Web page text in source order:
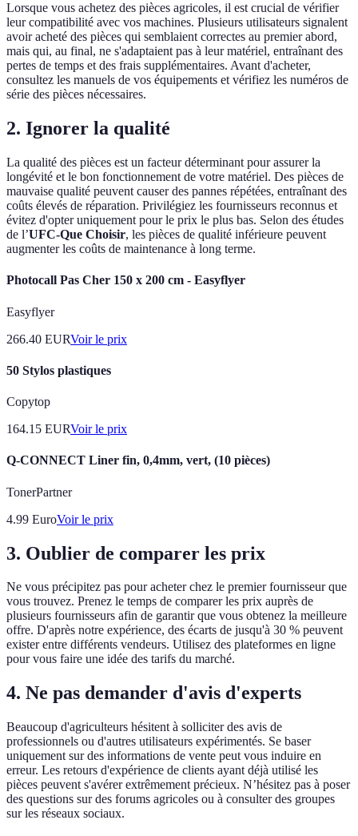
Lorsque vous achetez des pièces agricoles, il est crucial de vérifier
leur compatibilité avec vos machines. Plusieurs utilisateurs signalent
avoir acheté des pièces qui semblaient correctes au premier abord,
mais qui, au final, ne s'adaptaient pas à leur matériel, entraînant des
pertes de temps et des frais supplémentaires. Avant d'acheter,
consultez les manuels de vos équipements et vérifiez les numéros de
série des pièces nécessaires.
2. Ignorer la qualité
La qualité des pièces est un facteur déterminant pour assurer la
longévité et le bon fonctionnement de votre matériel. Des pièces de
mauvaise qualité peuvent causer des pannes répétées, entraînant des
coûts élevés de réparation. Privilégiez les fournisseurs reconnus et
évitez d'opter uniquement pour le prix le plus bas. Selon des études
de l’UFC-Que Choisir, les pièces de qualité inférieure peuvent
augmenter les coûts de maintenance à long terme.
Photocall Pas Cher 150 x 200 cm - Easyflyer
Easyflyer
266.40 EURVoir le prix
50 Stylos plastiques
Copytop
164.15 EURVoir le prix
Q-CONNECT Liner fin, 0,4mm, vert, (10 pièces)
TonerPartner
4.99 EuroVoir le prix
3. Oublier de comparer les prix
Ne vous précipitez pas pour acheter chez le premier fournisseur que
vous trouvez. Prenez le temps de comparer les prix auprès de
plusieurs fournisseurs afin de garantir que vous obtenez la meilleure
offre. D'après notre expérience, des écarts de jusqu'à 30 % peuvent
exister entre différents vendeurs. Utilisez des plateformes en ligne
pour vous faire une idée des tarifs du marché.
4. Ne pas demander d'avis d'experts
Beaucoup d'agriculteurs hésitent à solliciter des avis de
professionnels ou d'autres utilisateurs expérimentés. Se baser
uniquement sur des informations de vente peut vous induire en
erreur. Les retours d'expérience de clients ayant déjà utilisé les
pièces peuvent s'avérer extrêmement précieux. N’hésitez pas à poser
des questions sur des forums agricoles ou à consulter des groupes
sur les réseaux sociaux.